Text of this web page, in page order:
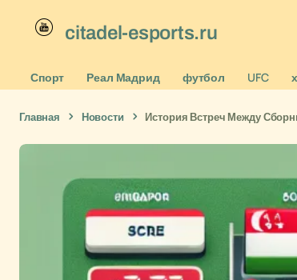
citadel-esports.ru
Спорт Реал Мадрид футбол UFC
Главная Новости История Встреч Между